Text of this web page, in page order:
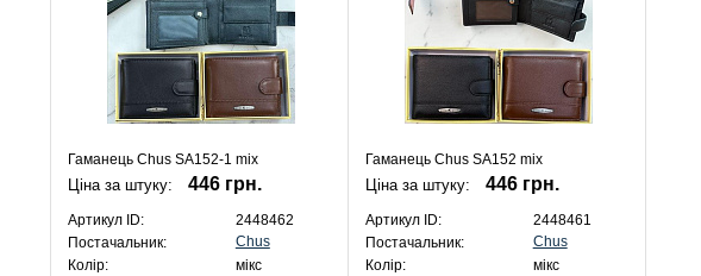
Гаманець Chus SA152-1 mix
Ціна за штуку: 446 грн.
Артикул ID:
2448462
Постачальник:
Chus
Колір:
мікс
Гаманець Chus SA152 mix
Ціна за штуку: 446 грн.
Артикул ID:
2448461
Постачальник:
Chus
Колір:
мікс